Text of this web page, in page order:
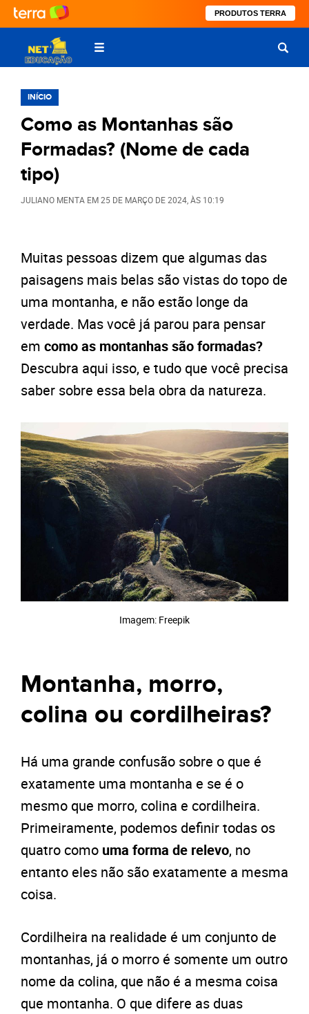
PRODUTOS TERRA
INÍCIO
Como as Montanhas são
Formadas? (Nome de cada
tipo)
JULIANO MENTA EM25 DE MARÇO DE 2024 , ÀS 10:19
Muitas pessoas dizem que algumas das
paisagens mais belas são vistas do topo de
uma montanha, e não estão longe da
verdade. Mas você já parou para pensar
em como as montanhas são formadas?
Descubra aqui isso, e tudo que você precisa
saber sobre essa bela obra da natureza.
Imagem: Freepik
Montanha, morro,
colina ou cordilheiras?
Há uma grande confusão sobre o que é
exatamente uma montanha e se é o
mesmo que morro, colina e cordilheira.
Primeiramente, podemos definir todas os
quatro como uma forma de relevo, no
entanto eles não são exatamente a mesma
coisa.
Cordilheira na realidade é um conjunto de
montanhas, já o morro é somente um outro
nome da colina, que não é a mesma coisa
que montanha. O que difere as duas